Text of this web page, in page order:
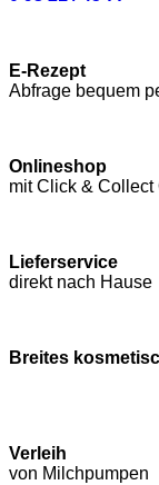
E-Rezept
Abfrage bequem
Onlineshop
mit Click & Collect
Lieferservice
direkt nach Hause
Breites
Verleih
von Milchpumpen